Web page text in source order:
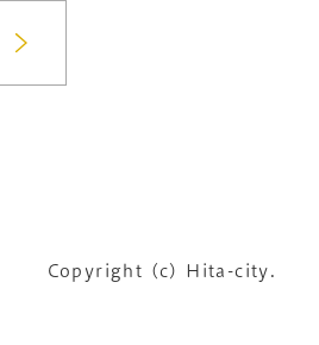
Copyright (c) Hita-city.